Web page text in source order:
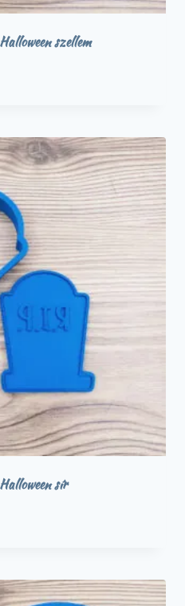
szellem
sír